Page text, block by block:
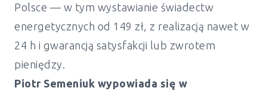
Polsce — w tym wystawianie świadectw
energetycznych od 149 zł, z realizacją nawet w
24 h i gwarancją satysfakcji lub zwrotem
pieniędzy.
Piotr Semeniuk wypowiada się w